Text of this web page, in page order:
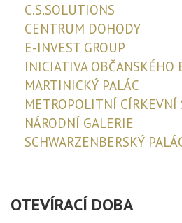
C.S.SOLUTIONS
CENTRUM DOHODY
E-INVEST GROUP
INICIATIVA OBČANSKÉHO
MARTINICKÝ PALÁC
METROPOLITNÍ CÍRKEVNÍ
NÁRODNÍ GALERIE
SCHWARZENBERSKÝ
OTEVÍRACÍ DOBA